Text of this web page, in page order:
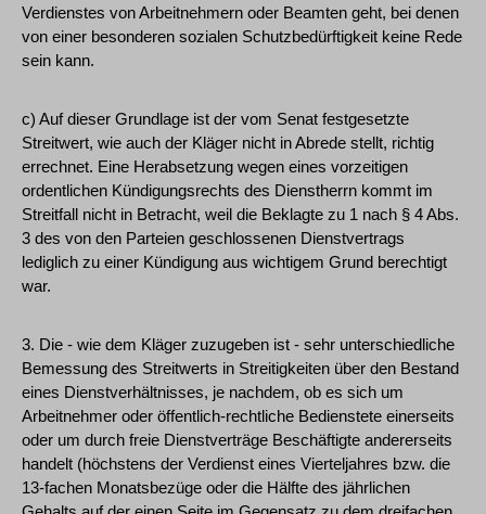
Verdienstes von Arbeitnehmern oder Beamten geht, bei denen
von einer besonderen sozialen Schutzbedürftigkeit keine Rede
sein kann.
c) Auf dieser Grundlage ist der vom Senat festgesetzte
Streitwert, wie auch der Kläger nicht in Abrede stellt, richtig
errechnet. Eine Herabsetzung wegen eines vorzeitigen
ordentlichen Kündigungsrechts des Dienstherrn kommt im
Streitfall nicht in Betracht, weil die Beklagte zu 1 nach § 4 Abs.
3 des von den Parteien geschlossenen Dienstvertrags
lediglich zu einer Kündigung aus wichtigem Grund berechtigt
war.
3. Die - wie dem Kläger zuzugeben ist - sehr unterschiedliche
Bemessung des Streitwerts in Streitigkeiten über den Bestand
eines Dienstverhältnisses, je nachdem, ob es sich um
Arbeitnehmer oder öffentlich-rechtliche Bedienstete einerseits
oder um durch freie Dienstverträge Beschäftigte andererseits
handelt (höchstens der Verdienst eines Vierteljahres bzw. die
13-fachen Monatsbezüge oder die Hälfte des jährlichen